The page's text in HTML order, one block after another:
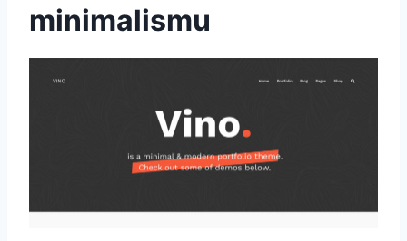
minimalismu